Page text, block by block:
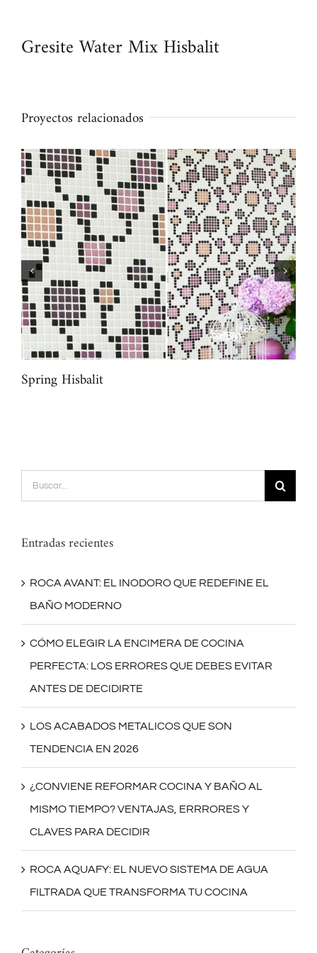
Gresite Water Mix Hisbalit
Proyectos relacionados
Spring Hisbalit
Buscar:
Entradas recientes
ROCA AVANT: EL INODORO QUE REDEFINE EL
BAÑO MODERNO
CÓMO ELEGIR LA ENCIMERA DE COCINA
PERFECTA: LOS ERRORES QUE DEBES EVITAR
ANTES DE DECIDIRTE
LOS ACABADOS METALICOS QUE SON
TENDENCIA EN 2026
¿CONVIENE REFORMAR COCINA Y BAÑO AL
MISMO TIEMPO? VENTAJAS, ERRRORES Y
CLAVES PARA DECIDIR
ROCA AQUAFY: EL NUEVO SISTEMA DE AGUA
FILTRADA QUE TRANSFORMA TU COCINA